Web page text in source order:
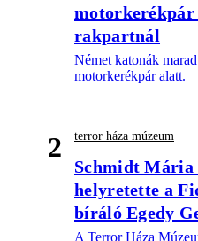
motorkerékpár
rakpartnál
Német katonák
motorkerékpár alatt.
2 terror háza múzeum
Schmidt Mária
helyretette a
bíráló Egedy
A Terror Háza